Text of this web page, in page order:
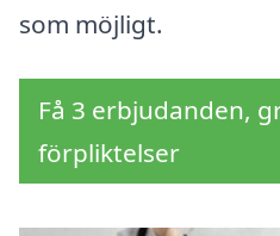
som möjligt.
Få 3 erbjudanden,
förpliktelser